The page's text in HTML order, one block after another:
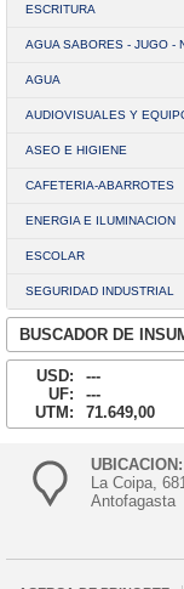
ESCRITURA
AGUA SABORES - JUGO -
AGUA
AUDIOVISUALES Y
ASEO E HIGIENE
CAFETERIA-ABARROTES
ENERGIA E ILUMINACION
ESCOLAR
SEGURIDAD INDUSTRIAL
BUSCADOR DE
USD:
---
UF:
---
UTM:
71.649,00
UBICACION:
La Coipa,
Antofagasta